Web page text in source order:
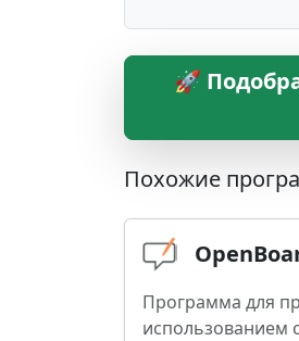
🚀
Похожие
Программа для
использованием